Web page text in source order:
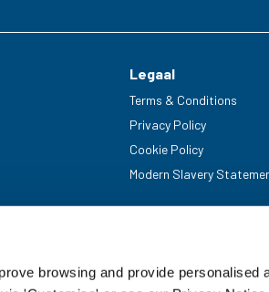
browsing and provide
Legaal
Terms & Conditions
Privacy Policy
Cookie Policy
Modern Slavery